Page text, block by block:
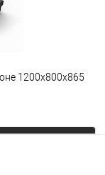
1200х800х865